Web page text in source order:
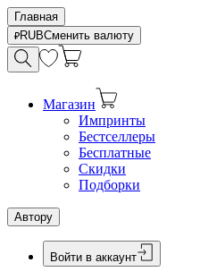
Главная
RUBСменить валюту
Магазин
Импринты
Бестселлеры
Бесплатные
Скидки
Подборки
Автору
Войти в аккаунт